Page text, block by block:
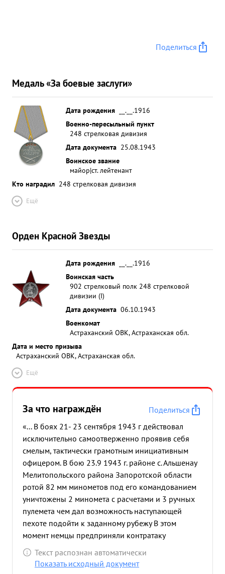
Поделиться
Медаль «За боевые заслуги»
Дата рождения
__.__.1916
Военно-пересыльный пункт
248 стрелковая дивизия
Дата документа 25.08.1943
Воинское звание
майор|ст. лейтенант
Кто наградил 248 стрелковая дивизия
Ещё
Орден Красной Звезды
Дата рождения
__.__.1916
Воинская часть
902 стрелковый полк 248 стрелковой
дивизии (I)
Дата документа 06.10.1943
Военкомат
Астраханский ОВК, Астраханская обл.
Дата и место призыва
Астраханский ОВК, Астраханская обл.
Ещё
За что награждён
Поделиться
«... В боях 21- 23 сентября 1943 г действовал
исключительно самоотверженно проявив себя
смелым, тактически грамотным инициативным
офицером. В бою 23.9 1943 г. районе с. Альшенау
Мелитопольского района Запоротской области
ротой 82 мм минометов под его командованием
уничтожены 2 миномета с расчетами и 3 ручных
пулемета чем дал возможность наступающей
пехоте подойти к заданному рубежу В этом
момент немцы предприняли контратаку
Благодаря только исключительно
организованному огню минометов тов. Андреева
Текст распознан автоматически
Показать исходный документ